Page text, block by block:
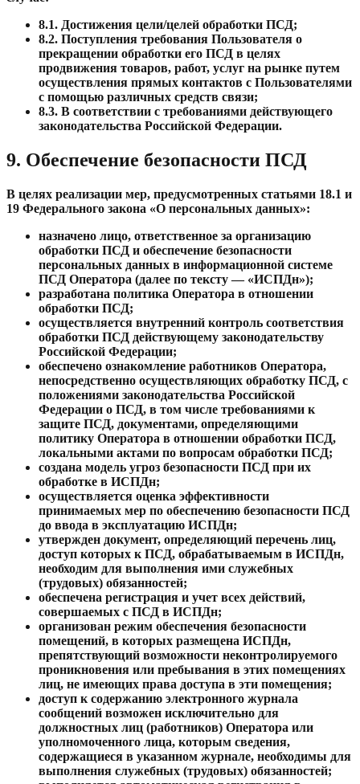
8.1. Достижения цели/целей обработки ПСД;
8.2. Поступления требования Пользователя о
прекращении обработки его ПСД в целях
продвижения товаров, работ, услуг на рынке путем
осуществления прямых контактов с Пользователями
с помощью различных средств связи;
8.3. В соответствии с требованиями действующего
законодательства Российской Федерации.
9. Обеспечение безопасности ПСД
В целях реализации мер, предусмотренных статьями 18.1 и
19 Федерального закона «О персональных данных»:
назначено лицо, ответственное за организацию
обработки ПСД и обеспечение безопасности
персональных данных в информационной системе
ПСД Оператора (далее по тексту — «ИСПДн»);
разработана политика Оператора в отношении
обработки ПСД;
осуществляется внутренний контроль соответствия
обработки ПСД действующему законодательству
Российской Федерации;
обеспечено ознакомление работников Оператора,
непосредственно осуществляющих обработку ПСД, с
положениями законодательства Российской
Федерации о ПСД, в том числе требованиями к
защите ПСД, документами, определяющими
политику Оператора в отношении обработки ПСД,
локальными актами по вопросам обработки ПСД;
создана модель угроз безопасности ПСД при их
обработке в ИСПДн;
осуществляется оценка эффективности
принимаемых мер по обеспечению безопасности ПСД
до ввода в эксплуатацию ИСПДн;
утвержден документ, определяющий перечень лиц,
доступ которых к ПСД, обрабатываемым в ИСПДн,
необходим для выполнения ими служебных
(трудовых) обязанностей;
обеспечена регистрация и учет всех действий,
совершаемых с ПСД в ИСПДн;
организован режим обеспечения безопасности
помещений, в которых размещена ИСПДн,
препятствующий возможности неконтролируемого
проникновения или пребывания в этих помещениях
лиц, не имеющих права доступа в эти помещения;
доступ к содержанию электронного журнала
сообщений возможен исключительно для
должностных лиц (работников) Оператора или
уполномоченного лица, которым сведения,
содержащиеся в указанном журнале, необходимы для
выполнения служебных (трудовых) обязанностей;